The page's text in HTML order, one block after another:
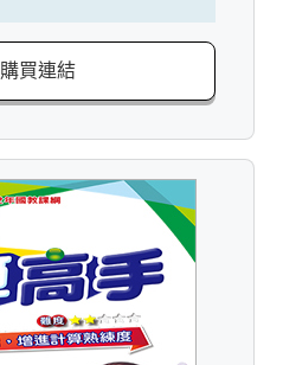
購買連結